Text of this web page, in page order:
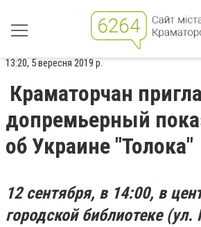
13:20, 5 вересня 2019 р.
Краматорчан
допремьерный
об Украине "Толока"
12 сентября, в 14:00, в
городской библиотеке (ул.